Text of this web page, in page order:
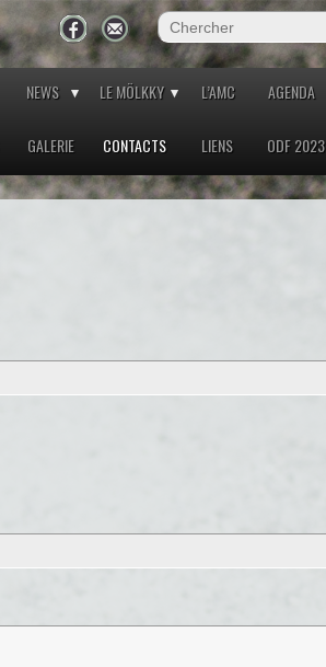
NEWS LE MÖLKKY L’AMC AGENDA
GALERIE CONTACTS LIENS ODF 2023